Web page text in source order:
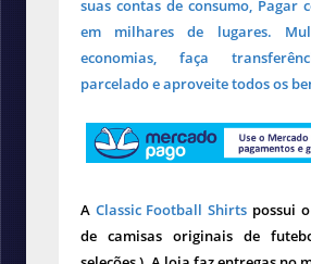
suas contas de consumo, Pagar
em milhares de lugares.
economias, faça
parcelado e aproveite todos os
A Classic Football Shirts possui
de camisas originais de